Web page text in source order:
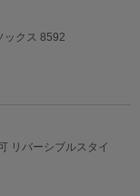
ックス 8592
リバーシブルスタイ